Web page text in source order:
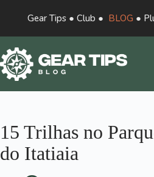
Gear Tips ● Club ● BLOG ●
15 Trilhas no
do Itatiaia